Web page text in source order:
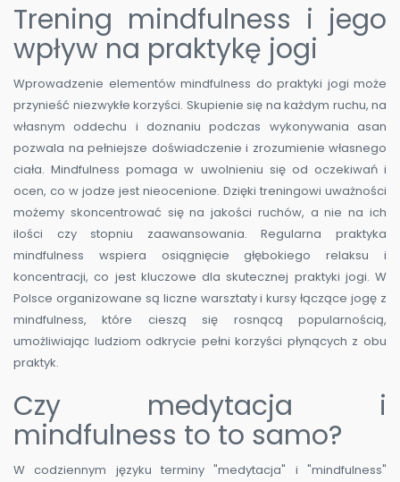
Trening mindfulness i jego
wpływ na praktykę jogi
Wprowadzenie elementów mindfulness do praktyki jogi może
przynieść niezwykłe korzyści. Skupienie się na każdym ruchu, na
własnym oddechu i doznaniu podczas wykonywania asan
pozwala na pełniejsze doświadczenie i zrozumienie własnego
ciała. Mindfulness pomaga w uwolnieniu się od oczekiwań i
ocen, co w jodze jest nieocenione. Dzięki treningowi uważności
możemy skoncentrować się na jakości ruchów, a nie na ich
ilości czy stopniu zaawansowania. Regularna praktyka
mindfulness wspiera osiągnięcie głębokiego relaksu i
koncentracji, co jest kluczowe dla skutecznej praktyki jogi. W
Polsce organizowane są liczne warsztaty i kursy łączące jogę z
mindfulness, które cieszą się rosnącą popularnością,
umożliwiając ludziom odkrycie pełni korzyści płynących z obu
praktyk.
Czy medytacja i
mindfulness to to samo?
W codziennym języku terminy "medytacja" i "mindfulness"